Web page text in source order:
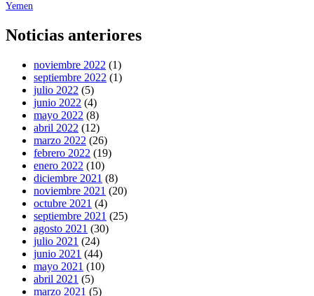
Yemen
Noticias anteriores
noviembre 2022 (1)
septiembre 2022 (1)
julio 2022 (5)
junio 2022 (4)
mayo 2022 (8)
abril 2022 (12)
marzo 2022 (26)
febrero 2022 (19)
enero 2022 (10)
diciembre 2021 (8)
noviembre 2021 (20)
octubre 2021 (4)
septiembre 2021 (25)
agosto 2021 (30)
julio 2021 (24)
junio 2021 (44)
mayo 2021 (10)
abril 2021 (5)
marzo 2021 (5)